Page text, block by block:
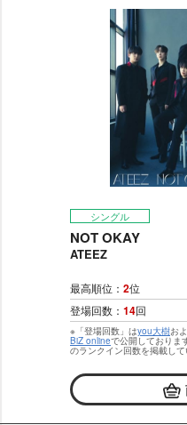
シングル
NOT OKAY
ATEEZ
最高順位： 2位
登場回数： 14回
※「登場回数」はyou大樹お
BiZ onlineで公開しておりま
のランクイン回数を掲載して